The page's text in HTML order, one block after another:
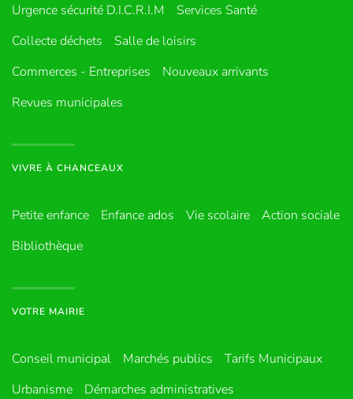
Urgence sécurité D.I.C.R.I.M
Services Santé
Collecte déchets
Salle de loisirs
Commerces - Entreprises
Nouveaux arrivants
Revues municipales
VIVRE À CHANCEAUX
Petite enfance Enfance ados Vie scolaire
Action sociale
Bibliothèque
VOTRE MAIRIE
Conseil municipal Marchés publics
Tarifs Municipaux
Urbanisme
Démarches administratives